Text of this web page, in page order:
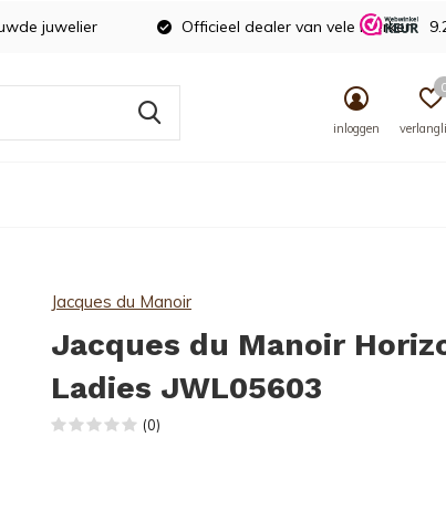
inloggen
juwelier Officieel dealer van vele merken
Jacques du Manoir
Jacques du Manoir
Ladies JWL05603
(0)